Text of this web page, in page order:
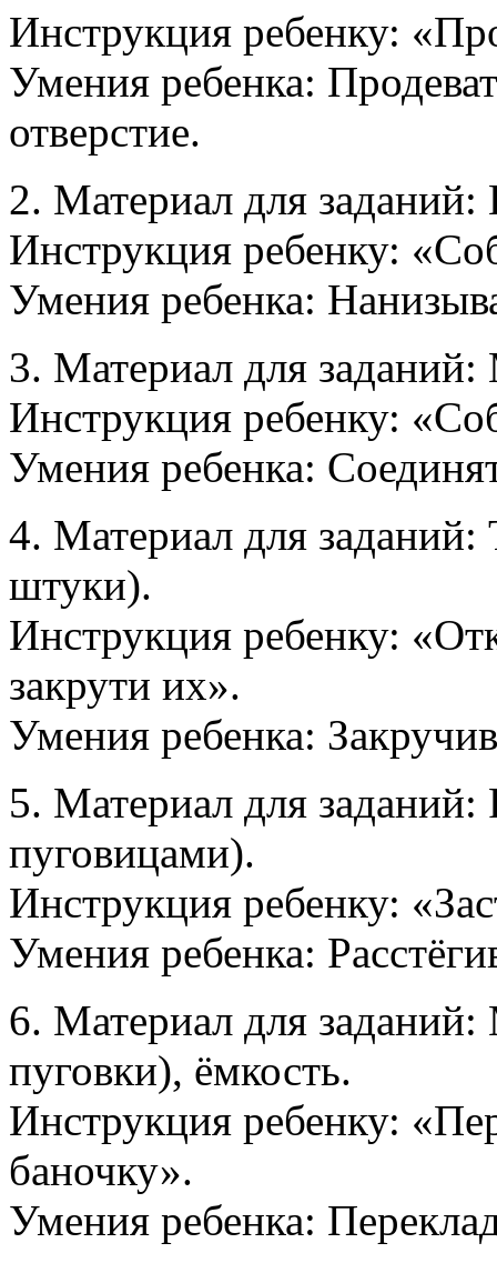
Инструкция ребенку:
Умения ребенка:
отверстие.
2. Материал для
Инструкция ребенку:
Умения ребенка:
3. Материал для
Инструкция ребенку:
Умения ребенка:
4. Материал для
штуки).
Инструкция ребенку:
закрути их».
Умения ребенка:
5. Материал для
пуговицами).
Инструкция ребенку:
Умения ребенка:
6. Материал для
пуговки), ёмкость.
Инструкция ребенку:
баночку».
Умения ребенка: